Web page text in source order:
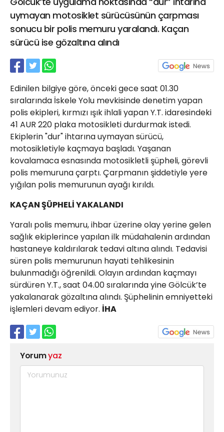
uymayan motosiklet sürücüsünün çarpması
sonucu bir polis memuru yaralandı. Kaçan
sürücü ise gözaltına alındı
Edinilen bilgiye göre, önceki gece saat 01.30
sıralarında İskele Yolu mevkisinde denetim yapan
polis ekipleri, kırmızı ışık ihlali yapan Y.T. idaresindeki
41 AUR 220 plaka motosikleti durdurmak istedi.
Ekiplerin "dur" ihtarına uymayan sürücü,
motosikletiyle kaçmaya başladı. Yaşanan
kovalamaca esnasında motosikletli şüpheli, görevli
polis memuruna çarptı. Çarpmanın şiddetiyle yere
yığılan polis memurunun ayağı kırıldı.
KAÇAN ŞÜPHELİ YAKALANDI
Yaralı polis memuru, ihbar üzerine olay yerine gelen
sağlık ekiplerince yapılan ilk müdahalenin ardından
hastaneye kaldırılarak tedavi altına alındı. Tedavisi
süren polis memurunun hayati tehlikesinin
bulunmadığı öğrenildi. Olayın ardından kaçmayı
sürdüren Y.T., saat 04.00 sıralarında yine Gölcük’te
yakalanarak gözaltına alındı. Şüphelinin emniyetteki
işlemleri devam ediyor. İHA
Yorumyaz
21 Gölcük
02624132333
haber@golcukpostasi.com